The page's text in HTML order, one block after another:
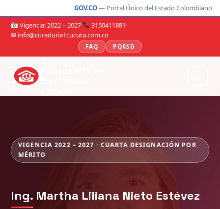
GOV.CO— Portal Único del Estado Colombiano
Vigencia: 2022 – 2027· 3150411881·
✉ info@curaduria1cucuta.com.co
FAQ PQRSD
VIGENCIA 2022 – 2027 · CUARTA DESIGNACIÓN POR
MÉRITO
Ing. Martha Liliana Nieto Estévez